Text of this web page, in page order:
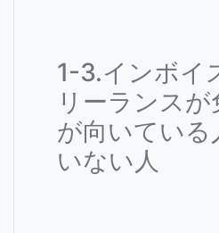
1-3.インボイ
リーランス
が向いている
いない人